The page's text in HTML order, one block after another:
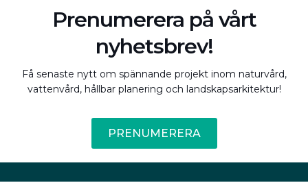
Prenumerera på vårt
nyhetsbrev!
Få senaste nytt om spännande projekt inom naturvård,
vattenvård, hållbar planering och landskapsarkitektur!
PRENUMERERA